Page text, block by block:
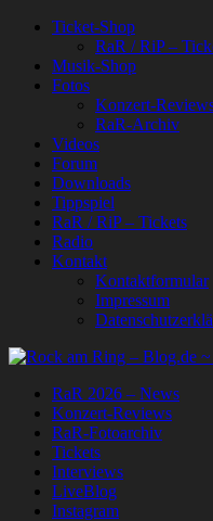
Ticket-Shop
RaR / RiP –
Musik-Shop
Fotos
Konzert-
RaR-Archiv
Videos
Forum
Downloads
Tippspiel
RaR / RiP – Tickets
Radio
Kontakt
Kontaktformular
Impressum
RaR 2026 – News
Konzert-Reviews
RaR-Fotoarchiv
Tickets
Interviews
LiveBlog
Instagram